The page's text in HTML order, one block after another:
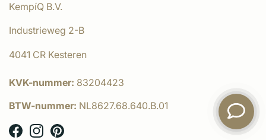
KempíQ B.V.
Industrieweg 2-B
4041 CR Kesteren
KVK-nummer: 83204423
BTW-nummer: NL8627.68.640.B.01